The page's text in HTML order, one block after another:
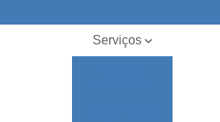
Serviços